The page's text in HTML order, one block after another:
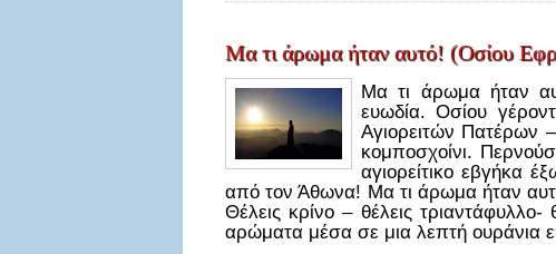
Μα τι άρωμα ήταν αυτό! (Οσίου
Μα τι άρωμα ήταν
ευωδία. Οσίου
Αγιορειτών Πατέρων
κομποσχοίνι.
αγιορείτικο εβγήκα
από τον Άθωνα! Μα τι άρωμα ήταν
Θέλεις κρίνο – θέλεις
αρώματα μέσα σε μια λεπτή ουράνια